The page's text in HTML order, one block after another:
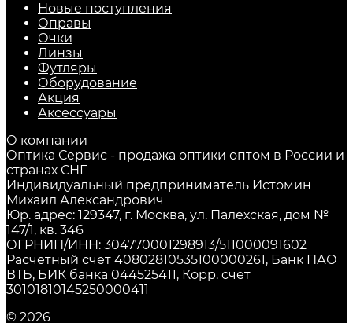
Новые поступления
Оправы
Очки
Линзы
Футляры
Оборудование
Акция
Аксессуары
О компании
Оптика Сервис - продажа оптики оптом в России и
странах СНГ
Индивидуальный предприниматель Истомин
Михаил Александрович
Юр. адрес: 129347, г. Москва, ул. Палехская, дом №
147/1, кв. 346
ОГРНИП/ИНН: 304770001298913/511000091602
Расчетный счет 40802810535100000261, Банк ПАО
ВТБ, БИК банка 044525411, Корр. счет
30101810145250000411
© 2026